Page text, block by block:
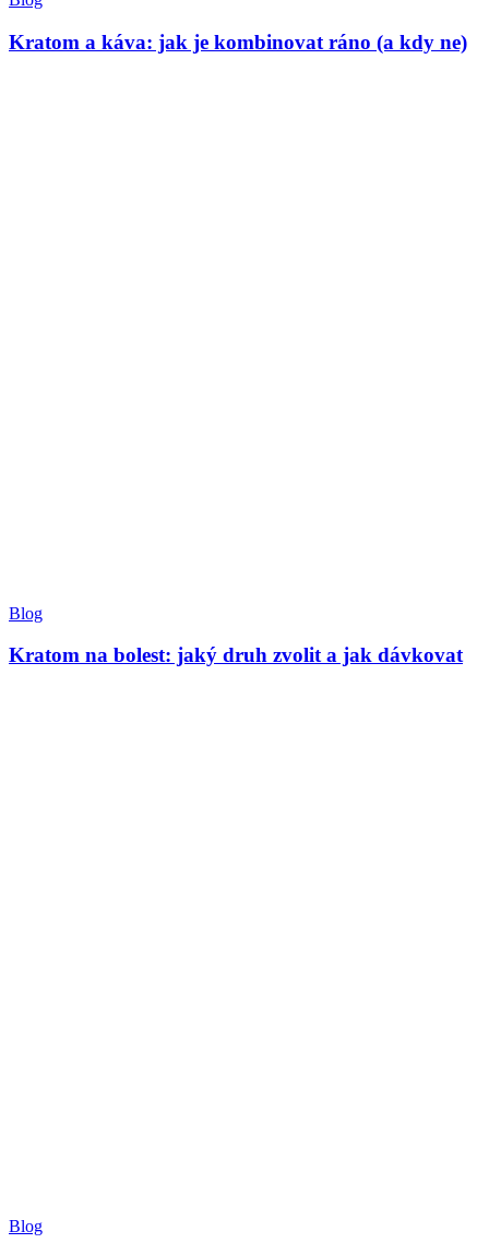
Kratom a káva: jak je kombinovat ráno (a kdy ne)
Blog
Kratom na bolest: jaký druh zvolit a jak dávkovat
Blog